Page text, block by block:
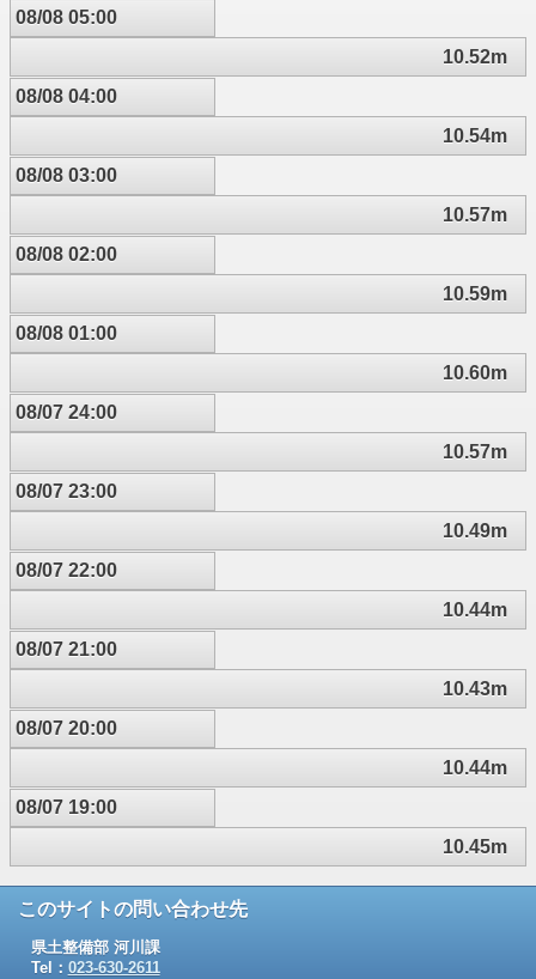
08/08 05:00
10.52m
08/08 04:00
10.54m
08/08 03:00
10.57m
08/08 02:00
10.59m
08/08 01:00
10.60m
08/07 24:00
10.57m
08/07 23:00
10.49m
08/07 22:00
10.44m
08/07 21:00
10.43m
08/07 20:00
10.44m
08/07 19:00
10.45m
このサイトの問い合わせ先
県土整備部 河川課
Tel： 023-630-2611